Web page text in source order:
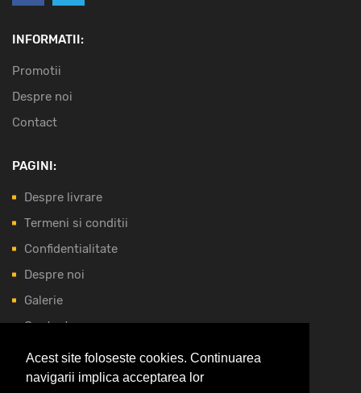
Acest site foloseste cookies. Continuarea
navigarii implica acceptarea lor
INFORMATII:
Promotii
Despre noi
Contact
PAGINI:
Despre livrare
Termeni si conditii
Confidentialitate
Despre noi
Galerie
Contact
NOI ACCEPTAM: